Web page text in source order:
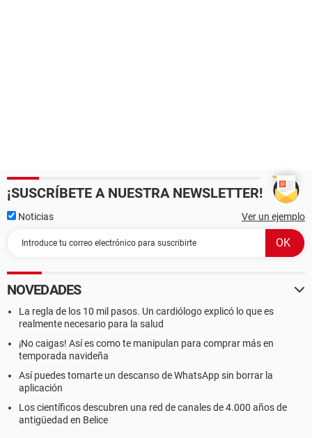
¡SUSCRÍBETE A NUESTRA NEWSLETTER!
Noticias Ver un ejemplo
NOVEDADES
La regla de los 10 mil pasos. Un cardiólogo explicó lo que es
realmente necesario para la salud
¡No caigas! Así es como te manipulan para comprar más en
temporada navideña
Así puedes tomarte un descanso de WhatsApp sin borrar la
aplicación
Los científicos descubren una red de canales de 4.000 años de
antigüedad en Belice